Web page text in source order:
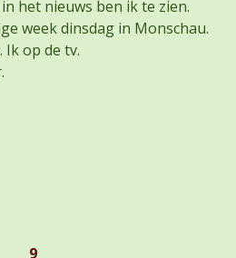
het nieuws ben ik te zien.
week dinsdag in Monschau.
Ik op de tv.
9